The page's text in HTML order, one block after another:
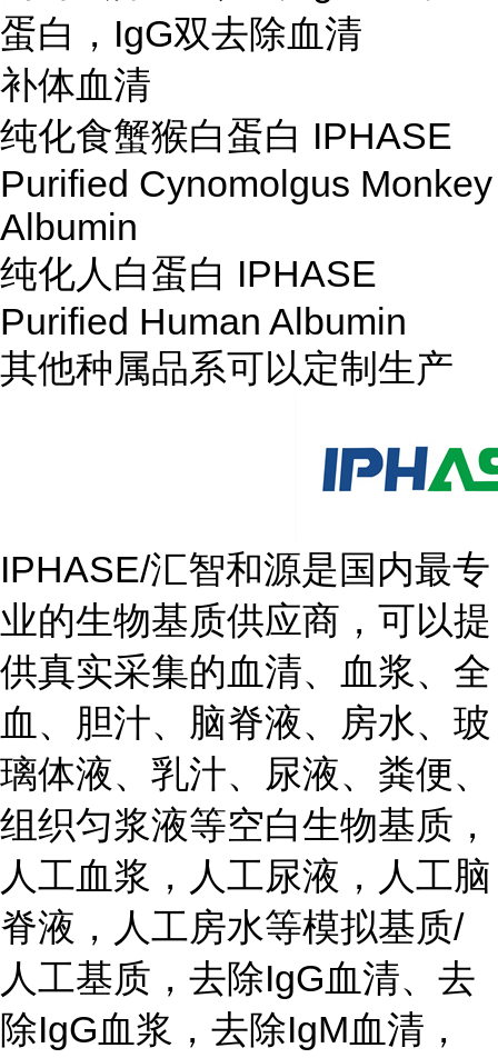
蛋白，IgG双去除血清
补体血清
纯化食蟹猴白蛋白 IPHASE
Purified Cynomolgus Monkey
Albumin
纯化人白蛋白 IPHASE
Purified Human Albumin
其他种属品系可以定制生产
IPHASE/汇智和源是国内最专
业的生物基质供应商，可以提
供真实采集的血清、血浆、全
血、胆汁、脑脊液、房水、玻
璃体液、乳汁、尿液、粪便、
组织匀浆液等空白生物基质，
人工血浆，人工尿液，人工脑
脊液，人工房水等模拟基质/
人工基质，去除IgG血清、去
除IgG血浆，去除IgM血清，